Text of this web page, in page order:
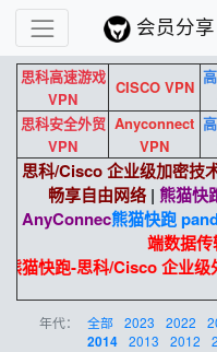
会员分
思科高速游戏
VPN
CISCO VPN
思科安全外贸
VPN
Anyconnect
VPN
思科/Cisco 企业级加密技
畅享自由网络 | 熊猫快
AnyConnec熊猫快跑
端数据
熊猫快跑-思科/Cisco 企业
年代： 全部 2023 2022
2014 2013 2012